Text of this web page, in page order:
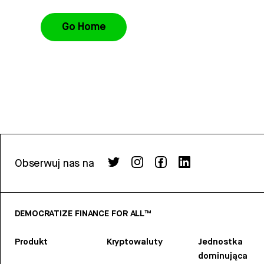
Go Home
Obserwuj nas na
DEMOCRATIZE FINANCE FOR ALL™
Produkt Kryptowaluty
Jednostka
dominująca